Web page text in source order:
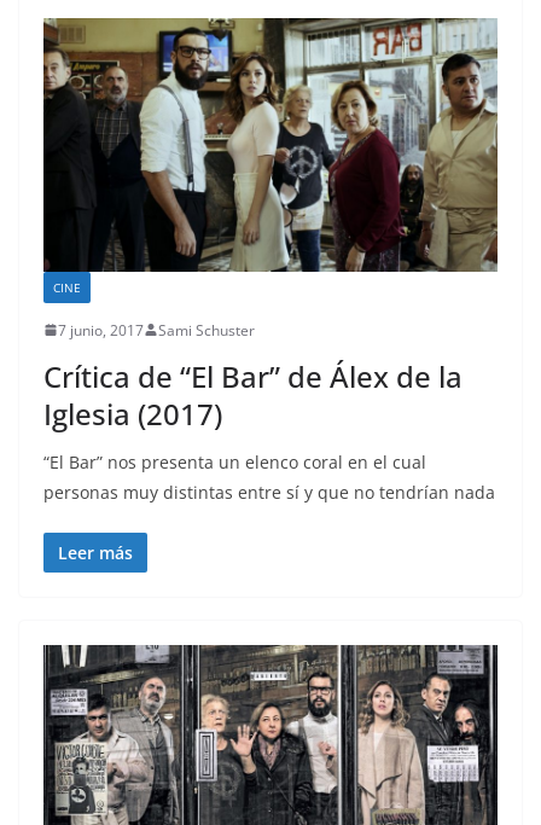
CINE
7 junio, 2017 Sami Schuster
Crítica de “El Bar” de Álex de la
Iglesia (2017)
“El Bar” nos presenta un elenco coral en el cual
personas muy distintas entre sí y que no tendrían nada
Leer más